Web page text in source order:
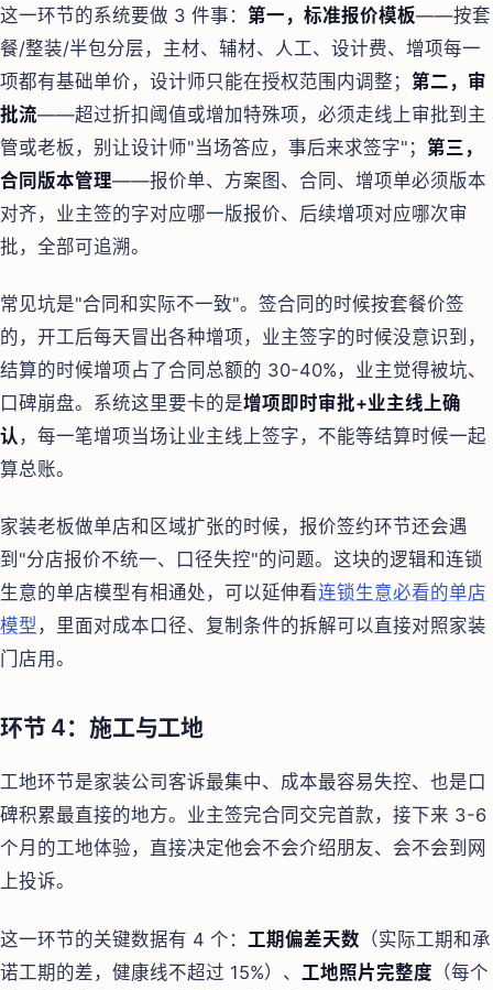
这一环节的系统要做 3 件事： 第一，标准报价模板——按套
餐/整装/半包分层，主材、辅材、人工、设计费、增项每一
项都有基础单价，设计师只能在授权范围内调整； 第二，审
批流——超过折扣阈值或增加特殊项，必须走线上审批到主
管或老板，别让设计师"当场答应，事后来求签字"； 第三，
合同版本管理——报价单、方案图、合同、增项单必须版本
对齐，业主签的字对应哪一版报价、后续增项对应哪次审
批，全部可追溯。
常见坑是"合同和实际不一致"。签合同的时候按套餐价签
的，开工后每天冒出各种增项，业主签字的时候没意识到，
结算的时候增项占了合同总额的 30-40%，业主觉得被坑、
口碑崩盘。系统这里要卡的是增项即时审批+业主线上确
认 ，每一笔增项当场让业主线上签字，不能等结算时候一起
算总账。
家装老板做单店和区域扩张的时候，报价签约环节还会遇
到"分店报价不统一、口径失控"的问题。这块的逻辑和连锁
生意的单店模型有相通处，可以延伸看连锁生意必看的单店
模型 ，里面对成本口径、复制条件的拆解可以直接对照家装
门店用。
环节 4：施工与工地
工地环节是家装公司客诉最集中、成本最容易失控、也是口
碑积累最直接的地方。业主签完合同交完首款，接下来 3-6
个月的工地体验，直接决定他会不会介绍朋友、会不会到网
上投诉。
这一环节的关键数据有 4 个： 工期偏差天数 （实际工期和承
诺工期的差，健康线不超过 15%）、 工地照片完整度 （每个